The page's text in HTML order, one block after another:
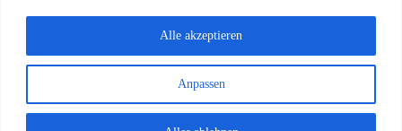
Anpassen
Alle akzeptieren
© 2026 SV 1923 Enkenbach e.V.